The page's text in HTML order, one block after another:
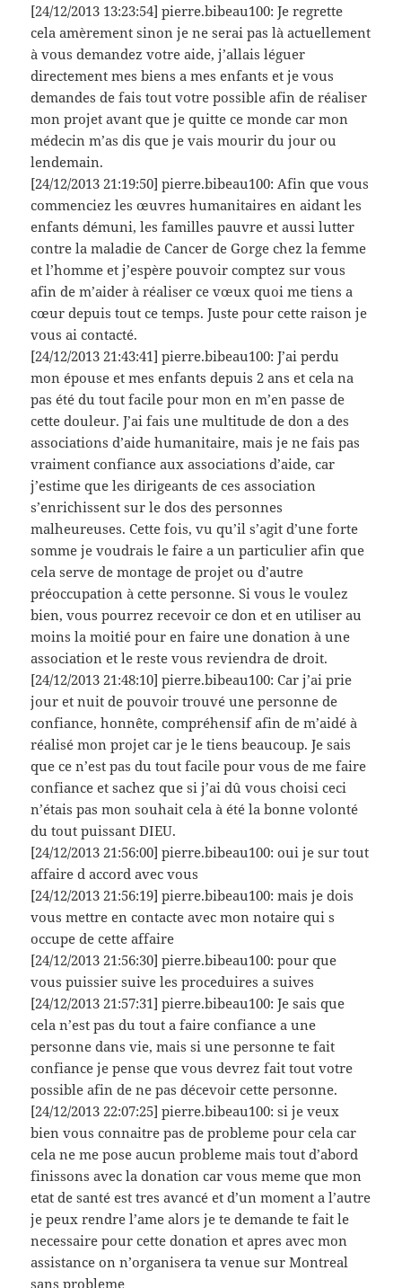
[24/12/2013 13:23:54] pierre.bibeau100: Je regrette
cela amèrement sinon je ne serai pas là actuellement
à vous demandez votre aide, j’allais léguer
directement mes biens a mes enfants et je vous
demandes de fais tout votre possible afin de réaliser
mon projet avant que je quitte ce monde car mon
médecin m’as dis que je vais mourir du jour ou
lendemain.
[24/12/2013 21:19:50] pierre.bibeau100: Afin que vous
commenciez les œuvres humanitaires en aidant les
enfants démuni, les familles pauvre et aussi lutter
contre la maladie de Cancer de Gorge chez la femme
et l’homme et j’espère pouvoir comptez sur vous
afin de m’aider à réaliser ce vœux quoi me tiens a
cœur depuis tout ce temps. Juste pour cette raison je
vous ai contacté.
[24/12/2013 21:43:41] pierre.bibeau100: J’ai perdu
mon épouse et mes enfants depuis 2 ans et cela na
pas été du tout facile pour mon en m’en passe de
cette douleur. J’ai fais une multitude de don a des
associations d’aide humanitaire, mais je ne fais pas
vraiment confiance aux associations d’aide, car
j’estime que les dirigeants de ces association
s’enrichissent sur le dos des personnes
malheureuses. Cette fois, vu qu’il s’agit d’une forte
somme je voudrais le faire a un particulier afin que
cela serve de montage de projet ou d’autre
préoccupation à cette personne. Si vous le voulez
bien, vous pourrez recevoir ce don et en utiliser au
moins la moitié pour en faire une donation à une
association et le reste vous reviendra de droit.
[24/12/2013 21:48:10] pierre.bibeau100: Car j’ai prie
jour et nuit de pouvoir trouvé une personne de
confiance, honnête, compréhensif afin de m’aidé à
réalisé mon projet car je le tiens beaucoup. Je sais
que ce n’est pas du tout facile pour vous de me faire
confiance et sachez que si j’ai dû vous choisi ceci
n’étais pas mon souhait cela à été la bonne volonté
du tout puissant DIEU.
[24/12/2013 21:56:00] pierre.bibeau100: oui je sur tout
affaire d accord avec vous
[24/12/2013 21:56:19] pierre.bibeau100: mais je dois
vous mettre en contacte avec mon notaire qui s
occupe de cette affaire
[24/12/2013 21:56:30] pierre.bibeau100: pour que
vous puissier suive les proceduires a suives
[24/12/2013 21:57:31] pierre.bibeau100: Je sais que
cela n’est pas du tout a faire confiance a une
personne dans vie, mais si une personne te fait
confiance je pense que vous devrez fait tout votre
possible afin de ne pas décevoir cette personne.
[24/12/2013 22:07:25] pierre.bibeau100: si je veux
bien vous connaitre pas de probleme pour cela car
cela ne me pose aucun probleme mais tout d’abord
finissons avec la donation car vous meme que mon
etat de santé est tres avancé et d’un moment a l’autre
je peux rendre l’ame alors je te demande te fait le
necessaire pour cette donation et apres avec mon
assistance on n’organisera ta venue sur Montreal
sans probleme